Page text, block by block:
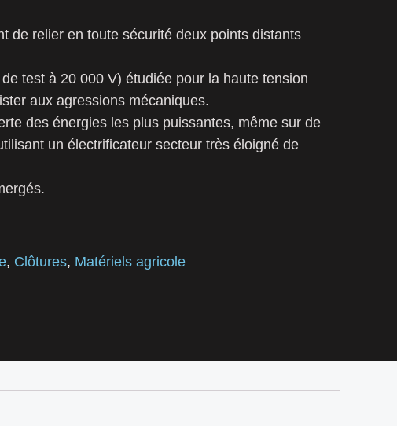
de relier en toute sécurité deux points distants
test à 20 000 V) étudiée pour la haute tension
aux agressions mécaniques.
des énergies les plus puissantes, même sur de
un électrificateur secteur très éloigné de
, Clôtures, Matériels agricole